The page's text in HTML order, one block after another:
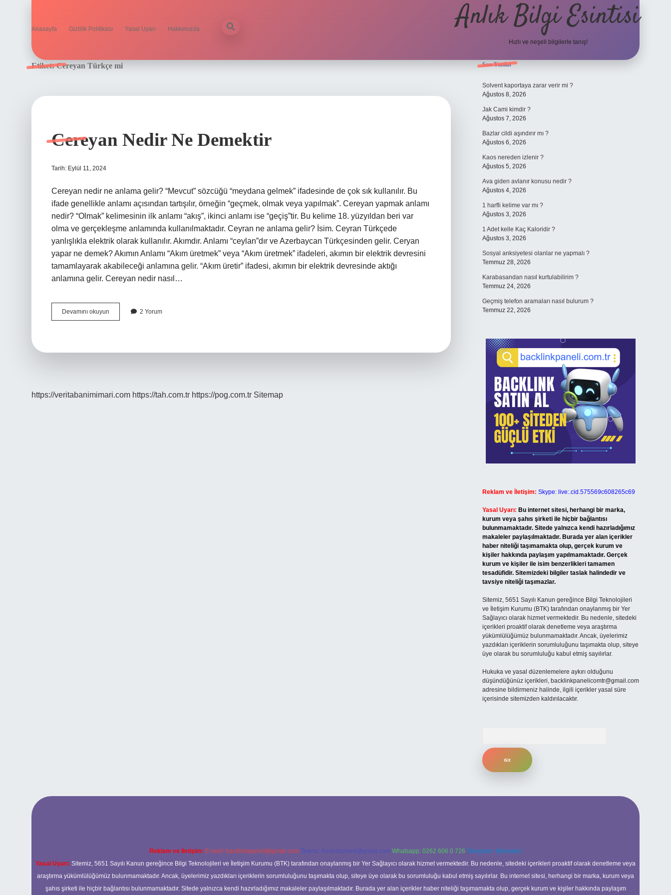
Anasayfa Gizlilik Politikası Yasal Uyarı Hakkımızda Anlık Bilgi Esintisi
Hızlı ve neşeli bilgilerle tanış!
Etiket:Cereyan Türkçe mi
Cereyan Nedir Ne Demektir
Tarih: Eylül 11, 2024
Cereyan nedir ne anlama gelir? “Mevcut” sözcüğü “meydana gelmek” ifadesinde de çok sık kullanılır. Bu
ifade genellikle anlamı açısından tartışılır, örneğin “geçmek, olmak veya yapılmak”. Cereyan yapmak anlamı
nedir? “Olmak” kelimesinin ilk anlamı “akış”, ikinci anlamı ise “geçiş”tir. Bu kelime 18. yüzyıldan beri var
olma ve gerçekleşme anlamında kullanılmaktadır. Ceyran ne anlama gelir? İsim. Ceyran Türkçede
yanlışlıkla elektrik olarak kullanılır. Akımdır. Anlamı “ceylan”dır ve Azerbaycan Türkçesinden gelir. Ceryan
yapar ne demek? Akımın Anlamı “Akım üretmek” veya “Akım üretmek” ifadeleri, akımın bir elektrik devresini
tamamlayarak akabileceği anlamına gelir. “Akım üretir” ifadesi, akımın bir elektrik devresinde aktığı
anlamına gelir. Cereyan nedir nasıl…
Devamını okuyun Cereyan
Nedir
2 Yorum
https://veritabanimimari.com https://tah.com.tr https://pog.com.tr Sitemap
Sidebar
Son Yazılar
Solvent kaportaya zarar verir mi ?
Ağustos 8, 2026
Jak Cami kimdir ?
Ağustos 7, 2026
Bazlar cildi aşındırır mı ?
Ağustos 6, 2026
Kaos nereden izlenir ?
Ağustos 5, 2026
Ava giden avlanır konusu nedir ?
Ağustos 4, 2026
1 harfli kelime var mı ?
Ağustos 3, 2026
1 Adet kelle Kaç Kaloridir ?
Ağustos 3, 2026
Sosyal anksiyetesi olanlar ne yapmalı ?
Temmuz 28, 2026
Karabasandan nasıl kurtulabilirim ?
Temmuz 24, 2026
Geçmiş telefon aramaları nasıl bulurum ?
Temmuz 22, 2026
Reklam ve İletişim: Skype: live:.cid.575569c608265c69
Yasal Uyarı: Bu internet sitesi, herhangi bir marka,
kurum veya şahıs şirketi ile hiçbir bağlantısı
bulunmamaktadır. Sitede yalnızca kendi hazırladığımız
makaleler paylaşılmaktadır. Burada yer alan içerikler
haber niteliği taşımamakta olup, gerçek kurum ve
kişiler hakkında paylaşım yapılmamaktadır. Gerçek
kurum ve kişiler ile isim benzerlikleri tamamen
tesadüfidir. Sitemizdeki bilgiler taslak halindedir ve
tavsiye niteliği taşımazlar.
Sitemiz, 5651 Sayılı Kanun gereğince Bilgi Teknolojileri
ve İletişim Kurumu (BTK) tarafından onaylanmış bir Yer
Sağlayıcı olarak hizmet vermektedir. Bu nedenle, sitedeki
içerikleri proaktif olarak denetleme veya araştırma
yükümlülüğümüz bulunmamaktadır. Ancak, üyelerimiz
yazdıkları içeriklerin sorumluluğunu taşımakta olup, siteye
üye olarak bu sorumluluğu kabul etmiş sayılırlar.
Hukuka ve yasal düzenlemelere aykırı olduğunu
düşündüğünüz içerikleri, backlinkpanelicomtr@gmail.com
adresine bildirmeniz halinde, ilgili içerikler yasal süre
içerisinde sitemizden kaldırılacaktır.
Reklam ve İletişim: E-mail: backlinkpaneli@gmail.com Teams: forumhizmeti@gmail.com Whatsapp: 0262 606 0 726 Telegram: @karabul
Yasal Uyarı: Sitemiz, 5651 Sayılı Kanun gereğince Bilgi Teknolojileri ve İletişim Kurumu (BTK) tarafından onaylanmış bir Yer Sağlayıcı olarak hizmet vermektedir. Bu nedenle, sitedeki içerikleri proaktif olarak denetleme veya
araştırma yükümlülüğümüz bulunmamaktadır. Ancak, üyelerimiz yazdıkları içeriklerin sorumluluğunu taşımakta olup, siteye üye olarak bu sorumluluğu kabul etmiş sayılırlar. Bu internet sitesi, herhangi bir marka, kurum veya
şahıs şirketi ile hiçbir bağlantısı bulunmamaktadır. Sitede yalnızca kendi hazırladığımız makaleler paylaşılmaktadır. Burada yer alan içerikler haber niteliği taşımamakta olup, gerçek kurum ve kişiler hakkında paylaşım